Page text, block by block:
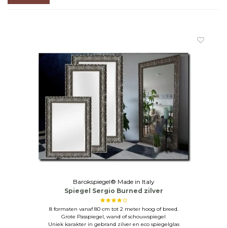
Barokspiegel® Made in Italy
Spiegel Sergio Burned zilver
8 formaten vanaf 80 cm tot 2 meter hoog of breed.
Grote Passpiegel, wand of schouwspiegel
Uniek karakter in gebrand zilver en eco spiegelglas